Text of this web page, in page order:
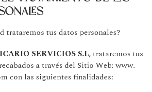
trataremos tus datos personales?
SERVICIOS S.L, trataremos tus
a través del Sitio Web: www.
con las siguientes finalidades: